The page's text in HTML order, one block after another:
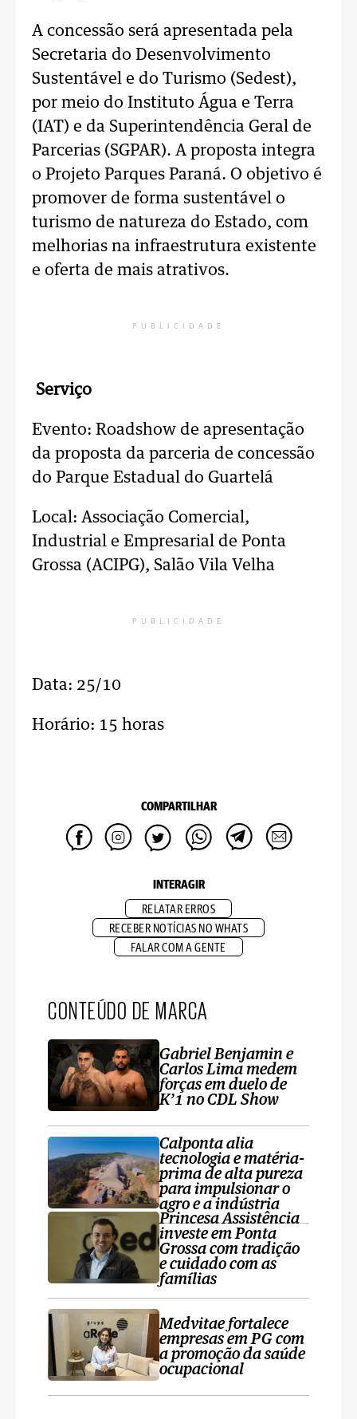
A concessão será apresentada pela
Secretaria do Desenvolvimento
Sustentável e do Turismo (Sedest),
por meio do Instituto Água e Terra
(IAT) e da Superintendência Geral de
Parcerias (SGPAR). A proposta integra
o Projeto Parques Paraná. O objetivo é
promover de forma sustentável o
turismo de natureza do Estado, com
melhorias na infraestrutura existente
e oferta de mais atrativos.
PUBLICIDADE
Serviço
Evento: Roadshow de apresentação
da proposta da parceria de concessão
do Parque Estadual do Guartelá
Local: Associação Comercial,
Industrial e Empresarial de Ponta
Grossa (ACIPG), Salão Vila Velha
PUBLICIDADE
Data: 25/10
Horário: 15 horas
COMPARTILHAR
INTERAGIR
RELATAR ERROS
RECEBER NOTÍCIAS NO WHATS
FALAR COM A GENTE
CONTEÚDO DE MARCA
Gabriel Benjamin e
Carlos Lima medem
forças em duelo de
K’1 no CDL Show
Calponta alia
tecnologia e matéria-
prima de alta pureza
para impulsionar o
agro e a indústria
Princesa Assistência
investe em Ponta
Grossa com tradição
e cuidado com as
famílias
Medvitae fortalece
empresas em PG com
a promoção da saúde
ocupacional